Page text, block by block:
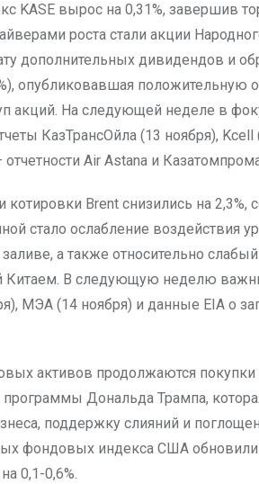
KASE вырос на 0,31%, завершив
роста стали акции
дополнительных дивидендов и
опубликовавшая положительную
акций. На следующей неделе в
КазТрансОйла (13 ноября), Kcell
Air Astana и
котировки Brent снизились на 2,3%,
стало ослабление воздействия
а также относительно
В следующую неделю
МЭА (14 ноября) и данные EIA о
активов продолжаются
Дональда Трампа,
поддержку слияний и
фондовых индекса США
0,1-0,6%.